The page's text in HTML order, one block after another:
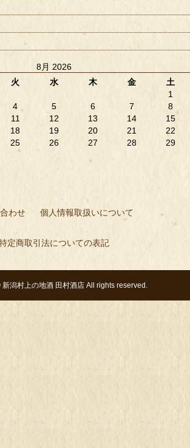
8月 2026
火 水 木 金 土
1
4 5 6 7
8
11 12 13 14
15
18 19 20 21
22
25 26 27 28
29
わせ 個人情報取扱いについて
定商取引法についての表記
新潟村上の地酒 田村酒店All rights reserved.